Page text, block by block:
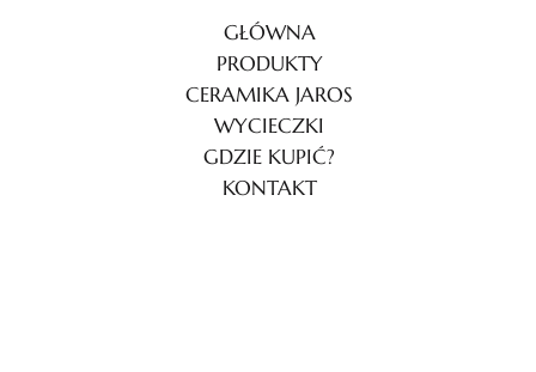
GŁÓWNA
PRODUKTY
CERAMIKA JAROS
WYCIECZKI
GDZIE KUPIĆ?
KONTAKT